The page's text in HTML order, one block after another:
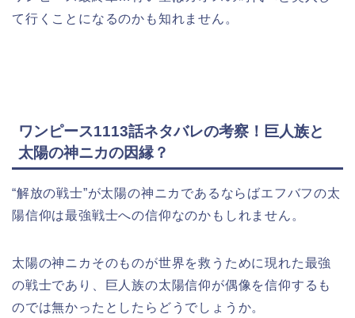
て行くことになるのかも知れません。
ワンピース1113話ネタバレの考察！巨人族と
太陽の神ニカの因縁？
“解放の戦士”が太陽の神ニカであるならばエフバフの太
陽信仰は最強戦士への信仰なのかもしれません。
太陽の神ニカそのものが世界を救うために現れた最強
の戦士であり、巨人族の太陽信仰が偶像を信仰するも
のでは無かったとしたらどうでしょうか。